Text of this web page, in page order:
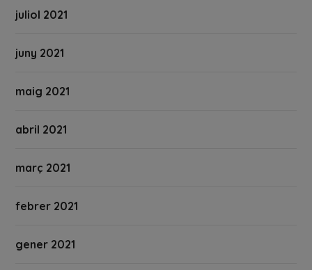
juliol 2021
juny 2021
maig 2021
abril 2021
març 2021
febrer 2021
gener 2021